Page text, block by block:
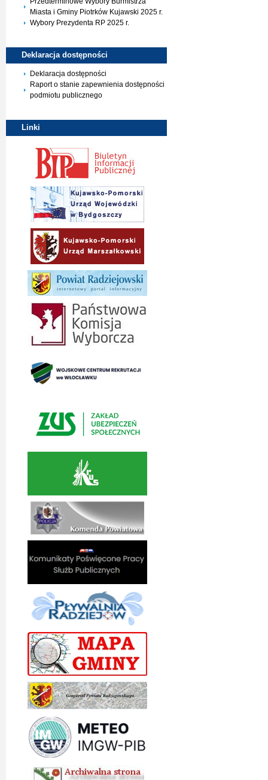
Miasta i Gminy Piotrków Kujawski 2025 r.
Wybory Prezydenta RP 2025 r.
Deklaracja dostępności
Deklaracja dostępności
Raport o stanie zapewnienia dostępności
podmiotu publicznego
Linki